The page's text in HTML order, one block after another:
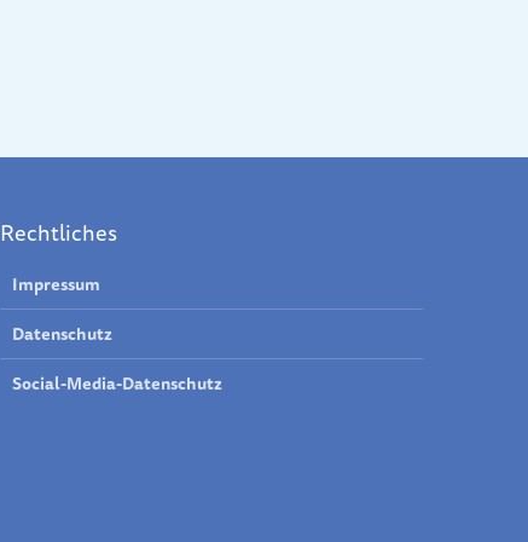
Rechtliches
Impressum
Datenschutz
Social-Media-Datenschutz